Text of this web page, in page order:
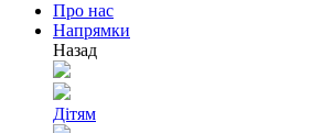
Про нас
Напрямки
Назад
Дітям